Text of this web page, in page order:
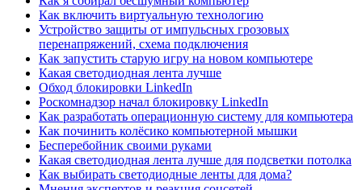
Как включить виртуальную технологию
Устройство защиты от импульсных грозовых
перенапряжений, схема подключения
Как запустить старую игру на новом компьютере
Какая светодиодная лента лучше
Обход блокировки LinkedIn
Роскомнадзор начал блокировку LinkedIn
Как разработать операционную систему для компьютера
Как починить колёсико компьютерной мышки
Бесперебойник своими руками
Какая светодиодная лента лучше для подсветки потолка
Как выбирать светодиодные ленты для дома?